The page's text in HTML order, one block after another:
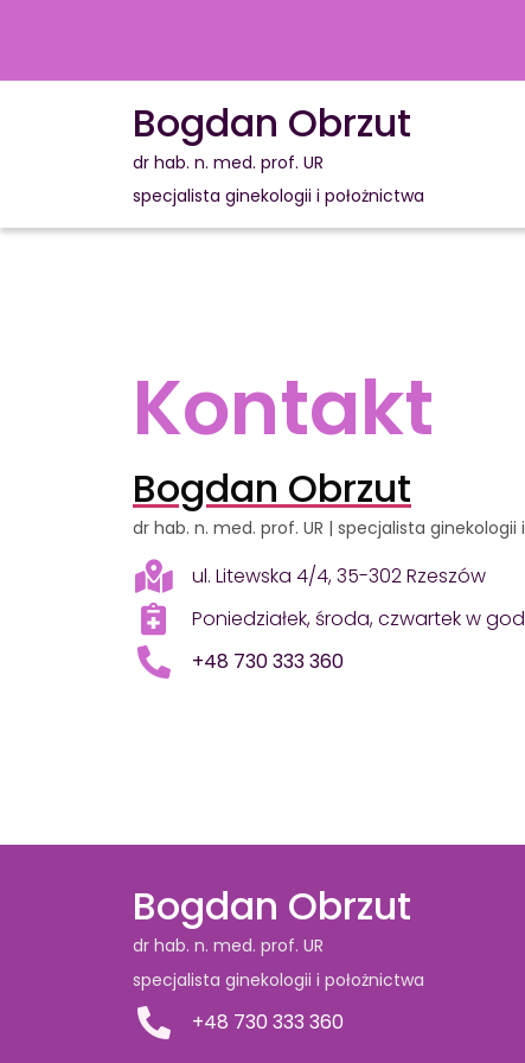
Bogdan Obrzut
dr hab. n. med. prof. UR
specjalista ginekologii i położnictwa
Kontakt
Bogdan Obrzut
dr hab. n. med. prof. UR | specjalista ginekologii
ul. Litewska 4/4, 35-302 Rzeszów
Poniedziałek, środa, czwartek w
+48 730 333 360
Bogdan Obrzut
dr hab. n. med. prof. UR
specjalista ginekologii i położnictwa
+48 730 333 360